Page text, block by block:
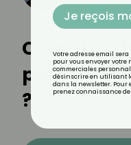
Combien
perdre
?
Je reçois
Votre adresse email
pour vous envoyer votre
commerciales
désinscrire en utilisant
dans la newsletter. Pour
prenez connaissance